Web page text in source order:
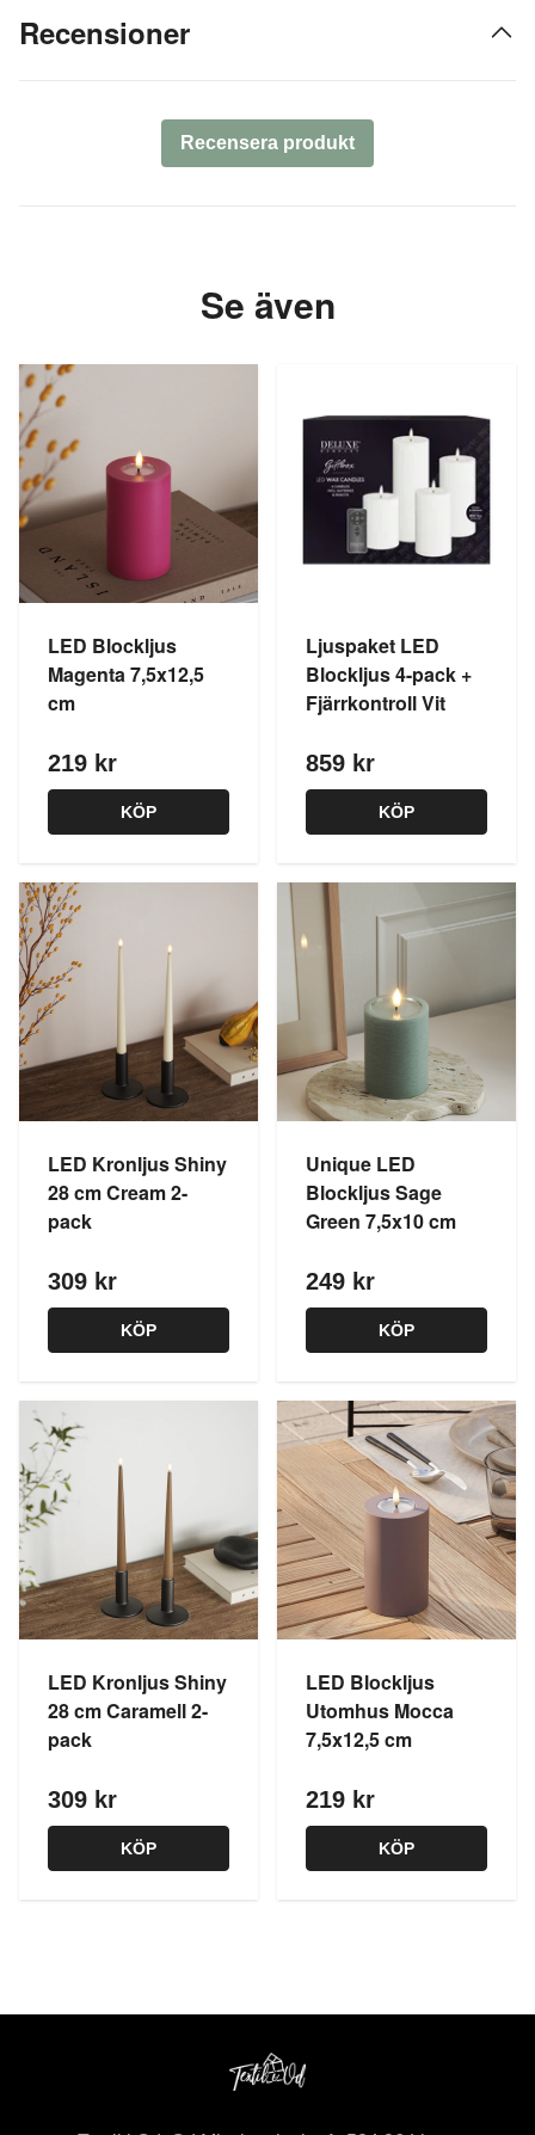
Recensioner
Recensera produkt
Se även
LED Blockljus
Magenta 7,5x12,5
cm
219 kr
KÖP
Ljuspaket LED
Blockljus 4-pack +
Fjärrkontroll Vit
859 kr
KÖP
LED Kronljus Shiny
28 cm Cream 2-
pack
309 kr
KÖP
Unique LED
Blockljus Sage
Green 7,5x10 cm
249 kr
KÖP
LED Kronljus Shiny
28 cm Caramell 2-
pack
309 kr
KÖP
LED Blockljus
Utomhus Mocca
7,5x12,5 cm
219 kr
KÖP